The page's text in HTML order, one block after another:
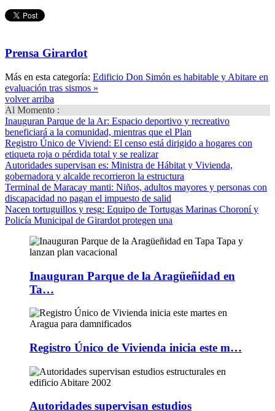
Prensa Girardot
Más en esta categoría: Edificio Don Simón es habitable y Abitare en
evaluación tras sismos »
volver arriba
Al Momento :
Inauguran Parque de la Ar: Espacio deportivo y recreativo
beneficiará a la comunidad, mientras que el Plan
Registro Único de Viviend: El censo está dirigido a hogares con
etiqueta roja o pérdida total y se realizar
Autoridades supervisan es: Ministra de Hábitat y Vivienda,
gobernadora y alcalde recorrieron la estructura
Terminal de Maracay manti: Niños, adultos mayores y personas con
discapacidad no pagan el impuesto de salid
Nacen tortuguillos y resg: Equipo de Tortugas Marinas Choroní y
Policía Municipal de Girardot protegen una
Inauguran Parque de la Aragüeñidad en
Ta…
Registro Único de Vivienda inicia este m…
Autoridades supervisan estudios